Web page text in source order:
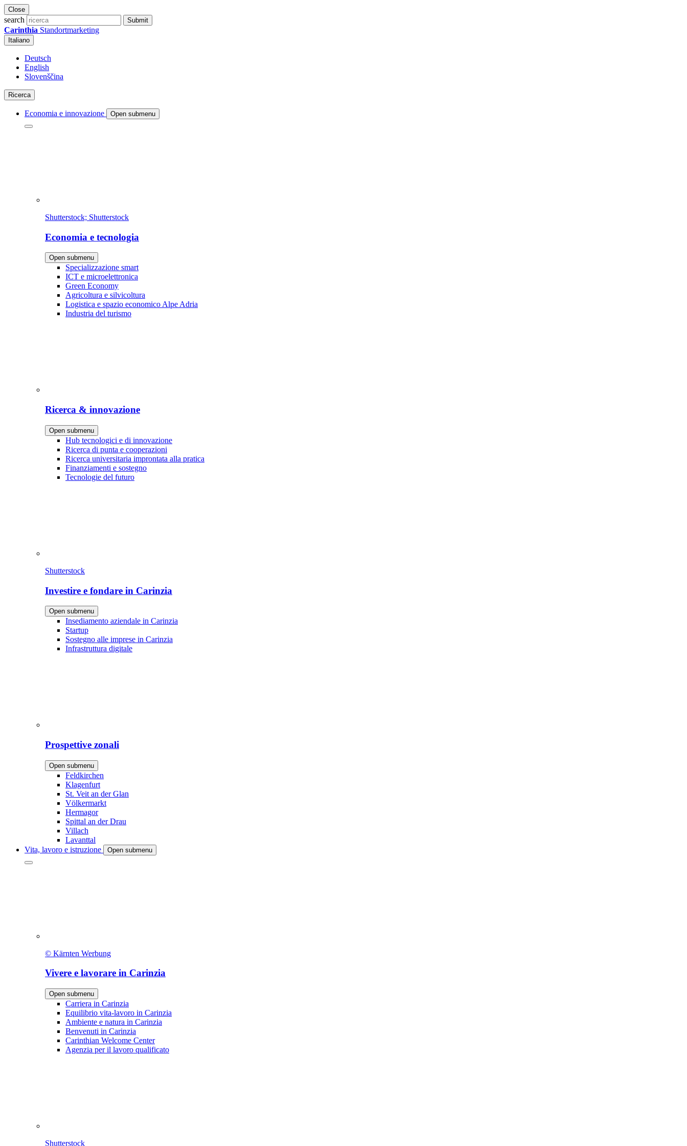
Close
search Submit
Carinthia Standortmarketing
Italiano
Deutsch
English
Slovenščina
Ricerca
Economia e innovazione Open submenu
Shutterstock; Shutterstock
Economia e tecnologia
Open submenu
Specializzazione smart
ICT e microelettronica
Green Economy
Agricoltura e silvicoltura
Logistica e spazio economico Alpe Adria
Industria del turismo
Ricerca & innovazione
Open submenu
Hub tecnologici e di innovazione
Ricerca di punta e cooperazioni
Ricerca universitaria improntata alla pratica
Finanziamenti e sostegno
Tecnologie del futuro
Shutterstock
Investire e fondare in Carinzia
Open submenu
Insediamento aziendale in Carinzia
Startup
Sostegno alle imprese in Carinzia
Infrastruttura digitale
Prospettive zonali
Open submenu
Feldkirchen
Klagenfurt
St. Veit an der Glan
Völkermarkt
Hermagor
Spittal an der Drau
Villach
Lavanttal
Vita, lavoro e istruzione
Open submenu
© Kärnten Werbung
Vivere e lavorare in Carinzia
Open submenu
Carriera in Carinzia
Equilibrio vita-lavoro in Carinzia
Ambiente e natura in Carinzia
Benvenuti in Carinzia
Carinthian Welcome Center
Agenzia per il lavoro qualificato
Shutterstock